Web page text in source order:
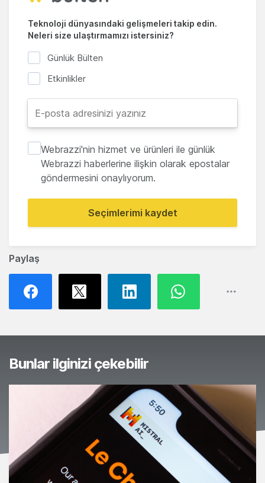
Paylaş
Teknoloji dünyasındaki gelişmeleri takip edin.
Neleri size ulaştırmamızı istersiniz?
Günlük Bülten
Etkinlikler
Webrazzi'nin hizmet ve ürünleri ile günlük
Webrazzi haberlerine ilişkin olarak epostalar
göndermesini onaylıyorum.
Seçimlerimi kaydet
Bunlar ilginizi çekebilir